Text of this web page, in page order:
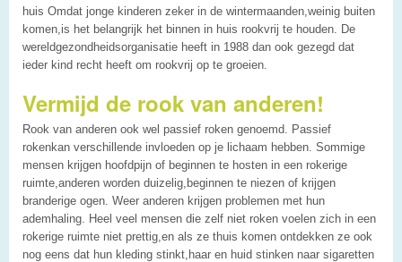
huis Omdat jonge kinderen zeker in de wintermaanden,weinig buiten
komen,is het belangrijk het binnen in huis rookvrij te houden. De
wereldgezondheidsorganisatie heeft in 1988 dan ook gezegd dat
ieder kind recht heeft om rookvrij op te groeien.
Vermijd de rook van anderen!
Rook van anderen ook wel passief roken genoemd. Passief
rokenkan verschillende invloeden op je lichaam hebben. Sommige
mensen krijgen hoofdpijn of beginnen te hosten in een rokerige
ruimte,anderen worden duizelig,beginnen te niezen of krijgen
branderige ogen. Weer anderen krijgen problemen met hun
ademhaling. Heel veel mensen die zelf niet roken voelen zich in een
rokerige ruimte niet prettig,en als ze thuis komen ontdekken ze ook
nog eens dat hun kleding stinkt,haar en huid stinken naar sigaretten